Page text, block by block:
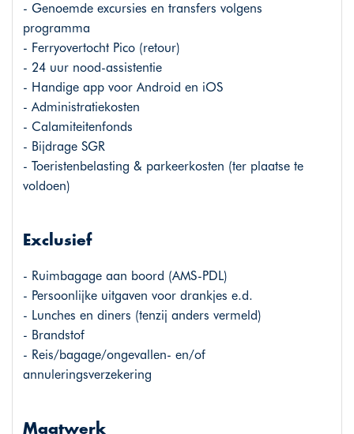
- Genoemde excursies en transfers volgens
programma
- Ferryovertocht Pico (retour)
- 24 uur nood-assistentie
- Handige app voor Android en iOS
- Administratiekosten
- Calamiteitenfonds
- Bijdrage SGR
- Toeristenbelasting & parkeerkosten (ter plaatse te
voldoen)
Exclusief
- Ruimbagage aan boord (AMS-PDL)
- Persoonlijke uitgaven voor drankjes e.d.
- Lunches en diners (tenzij anders vermeld)
- Brandstof
- Reis/bagage/ongevallen- en/of
annuleringsverzekering
Maatwerk